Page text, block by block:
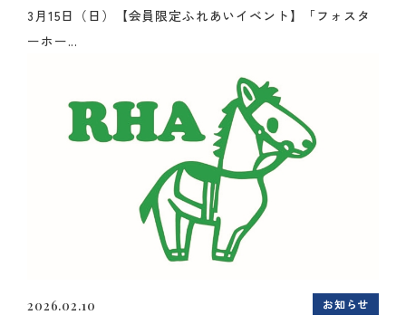
3月15日（日）【会員限定ふれあいイベント】「フォスタ
ーホー...
2026.02.10 お知らせ